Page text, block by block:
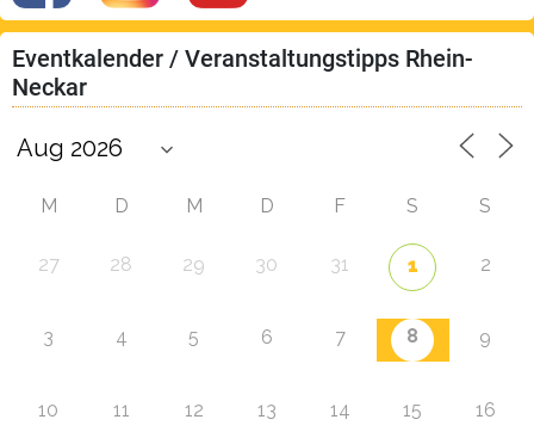
Eventkalender / Veranstaltungstipps Rhein-
Neckar
M D M D F S S
27 28 29 30 31 1 2
3 4 5 6 7 8 9
10 11 12 13 14 15 16